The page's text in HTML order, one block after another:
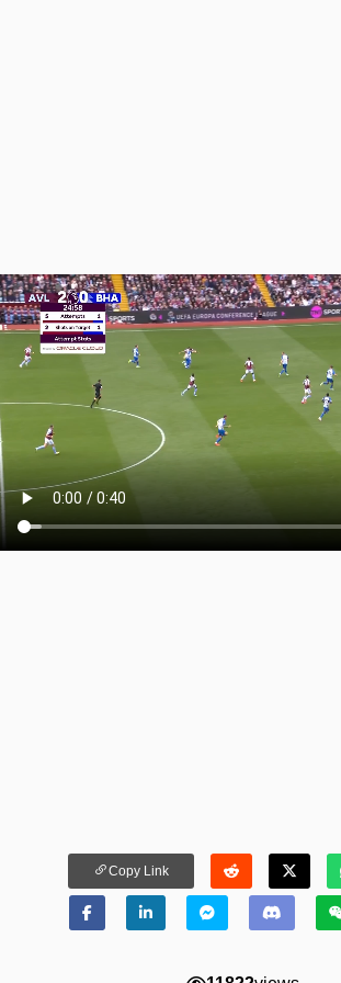
Copy Link